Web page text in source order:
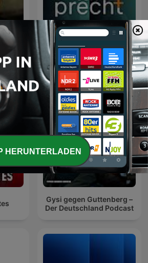
Lanz + Precht
Gysi gegen Guttenberg –
Der Deutschland Podcast
HERUNTERLADEN